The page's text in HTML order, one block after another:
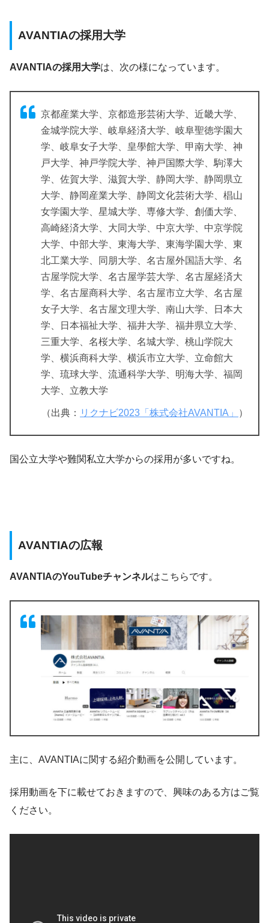
AVANTIAの採用大学
AVANTIAの採用大学は、次の様になっています。
京都産業大学、京都造形芸術大学、近畿大学、
金城学院大学、岐阜経済大学、岐阜聖徳学園大
学、岐阜女子大学、皇學館大学、甲南大学、神
戸大学、神戸学院大学、神戸国際大学、駒澤大
学、佐賀大学、滋賀大学、静岡大学、静岡県立
大学、静岡産業大学、静岡文化芸術大学、椙山
女学園大学、星城大学、専修大学、創価大学、
高崎経済大学、大同大学、中京大学、中京学院
大学、中部大学、東海大学、東海学園大学、東
北工業大学、同朋大学、名古屋外国語大学、名
古屋学院大学、名古屋学芸大学、名古屋経済大
学、名古屋商科大学、名古屋市立大学、名古屋
女子大学、名古屋文理大学、南山大学、日本大
学、日本福祉大学、福井大学、福井県立大学、
三重大学、名桜大学、名城大学、桃山学院大
学、横浜商科大学、横浜市立大学、立命館大
学、琉球大学、流通科学大学、明海大学、福岡
大学、立教大学
（出典： リクナビ2023「株式会社AVANTIA」 ）
国公立大学や難関私立大学からの採用が多いですね。
AVANTIAの広報
AVANTIAのYouTubeチャンネルはこちらです。
主に、AVANTIAに関する紹介動画を公開しています。
採用動画を下に載せておきますので、興味のある方はご覧
ください。